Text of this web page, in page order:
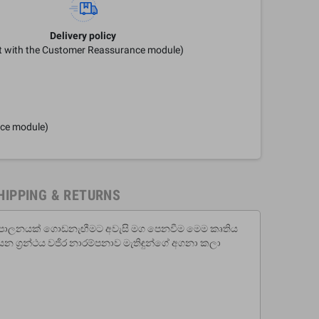
Delivery policy
with the Customer Reassurance module)
module)
& RETURNS
පාලනයක් ගොඩනැඟීමට අවැසි මග පෙනවීම මෙම කෘතිය
වජිර නාරම්පනාව මැතිඳුන්ගේ අගනා කලා